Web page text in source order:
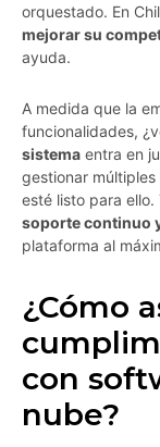
orquestado. En
mejorar su
ayuda.
A medida que la
funcionalidades,
sistema entra en
gestionar
esté listo para
soporte continuo
plataforma al
¿Cómo
con
nube?